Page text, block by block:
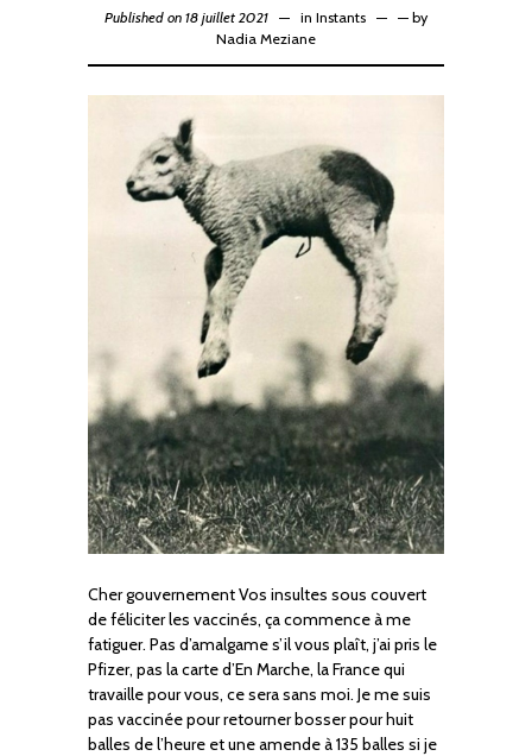
Published on 18 juillet 2021 in Instants — by
Nadia Meziane
Cher gouvernement Vos insultes sous couvert
de féliciter les vaccinés, ça commence à me
fatiguer. Pas d’amalgame s’il vous plaît, j’ai pris le
Pfizer, pas la carte d’En Marche, la France qui
travaille pour vous, ce sera sans moi. Je me suis
pas vaccinée pour retourner bosser pour huit
balles de l’heure et une amende à 135 balles si je